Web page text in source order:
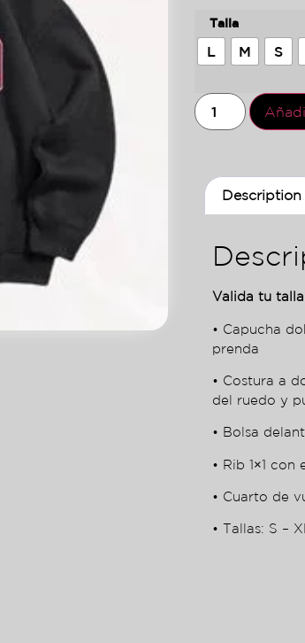
Talla
L M S
Description
Valida tu
• Capucha
prenda
• Costura a
del ruedo y
• Bolsa
• Rib 1×1 con
• Cuarto de
• Tallas: S –